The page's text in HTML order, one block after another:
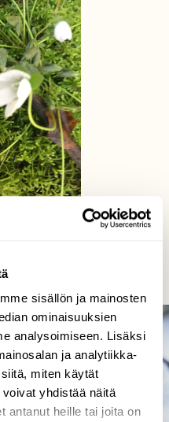
sisällön ja mainosten
ominaisuuksien
analysoimiseen. Lisäksi
ja analytiikka-
miten käytät
yhdistää näitä
antanut heille tai joita on